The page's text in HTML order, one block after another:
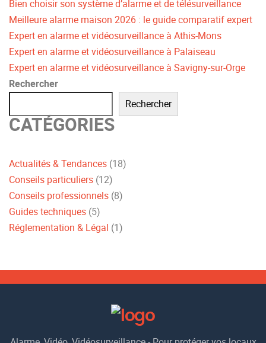
Bien choisir son système d’alarme et de télésurveillance
Meilleure alarme maison 2026 : le guide comparatif expert
Expert en alarme et vidéosurveillance à Athis-Mons
Expert en alarme et vidéosurveillance à Palaiseau
Expert en alarme et vidéosurveillance à Savigny-sur-Orge
Rechercher
Rechercher
CATÉGORIES
Actualités & Tendances (18)
Conseils particuliers (12)
Conseils professionnels (8)
Guides techniques (5)
Réglementation & Légal (1)